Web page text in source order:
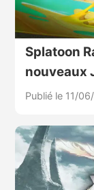
Splatoon
nouveaux
Publié le 11/